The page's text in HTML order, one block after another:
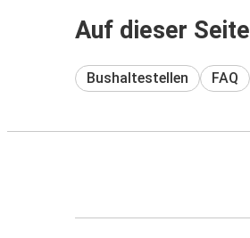
Auf dieser Seite
Bushaltestellen FAQ